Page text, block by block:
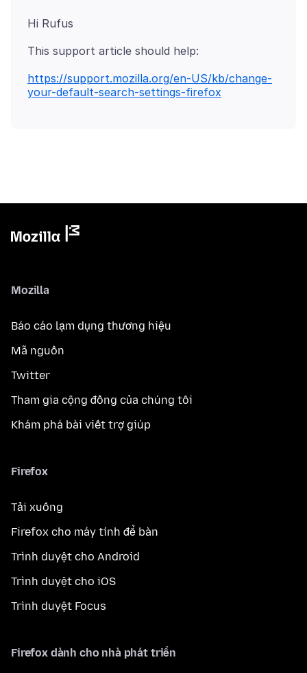
https://support.mozilla.org/en-US/kb/change-
your-default-search-settings-firefox
Mozilla
Báo cáo lạm dụng thương hiệu
Mã nguồn
Twitter
Tham gia cộng đồng của chúng tôi
Khám phá bài viết trợ giúp
Firefox
Tải xuống
Firefox cho máy tính để bàn
Trình duyệt cho Android
Trình duyệt cho iOS
Trình duyệt Focus
Firefox dành cho nhà phát triển